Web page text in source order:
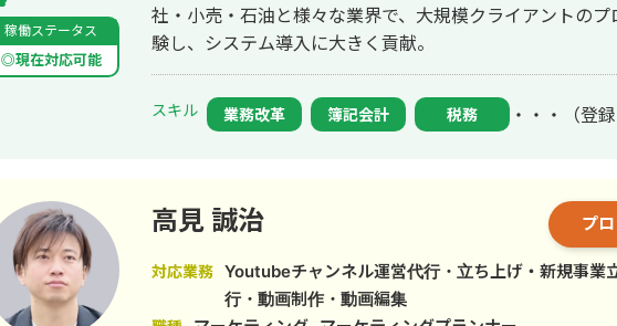
リング】 ★無料ヒアリング予約フォーム★
https://forms.gle/f7DVaUkwYAMdyMxf7
稼働ステータス
◎現在対応可能
社・小売・石油と様々な業界で、大規模クライアントの
験し、システム導入に大きく貢献。
スキル 業務改革 簿記会計 税務 ・・・ （登
高見 誠治 プ
対応業務 Youtubeチャンネル運営代行・立ち上げ・新規事業
行・動画制作・動画編集